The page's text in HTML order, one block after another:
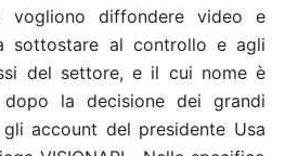
vogliono diffondere video e
sottostare al controllo e agli
del settore, e il cui nome è
la decisione dei grandi
account del presidente Usa